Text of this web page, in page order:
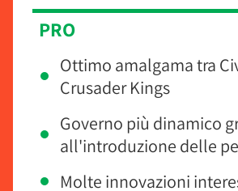
PRO
Ottimo amalgama tra
Crusader Kings
Governo più dinamico
all'introduzione delle
Molte innovazioni